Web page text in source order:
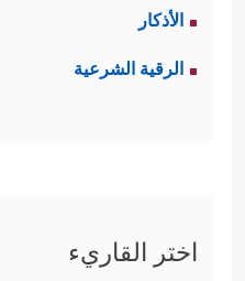
الأذكار
الرقية الشرعية
اختر القاريء